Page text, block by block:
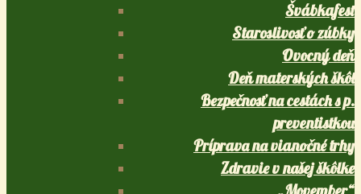
Švábkafest
Staroslivosť o zúbky
Ovocný deň
Deň materských škôl
Bezpečnosť na cestách s p.
preventistkou
Príprava na vianočné trhy
Zdravie v našej škôlke